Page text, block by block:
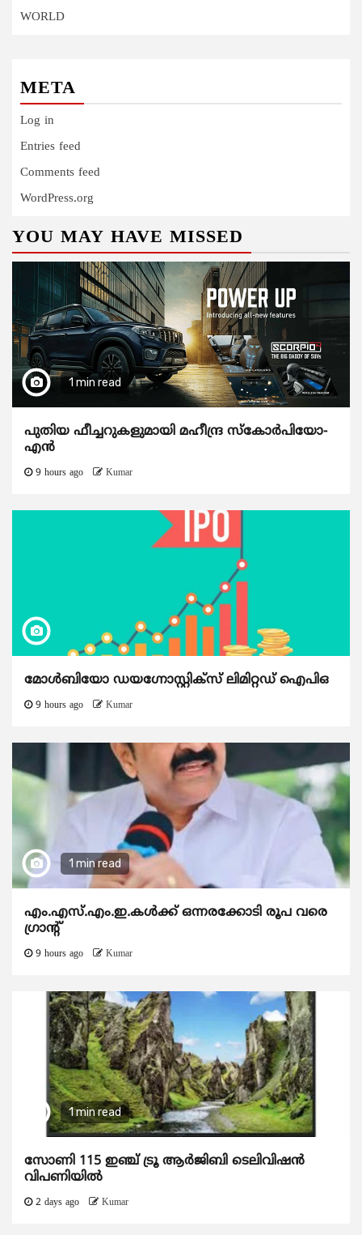
WORLD
META
Log in
Entries feed
Comments feed
WordPress.org
YOU MAY HAVE MISSED
1 min read
പുതിയ ഫീച്ചറുകളുമായി മഹീന്ദ്ര സ്കോർപിയോ-
എൻ
9 hours ago Kumar
മോൾബിയോ ഡയഗ്നോസ്റ്റിക്സ് ലിമിറ്റഡ് ഐപിഒ
9 hours ago Kumar
1 min read
എം.എസ്.എം.ഇ.കൾക്ക് ഒന്നരക്കോടി രൂപ വരെ
ഗ്രാന്റ്
9 hours ago Kumar
1 min read
സോണി 115 ഇഞ്ച് ട്രൂ ആർജിബി ടെലിവിഷൻ
വിപണിയിൽ
2 days ago Kumar